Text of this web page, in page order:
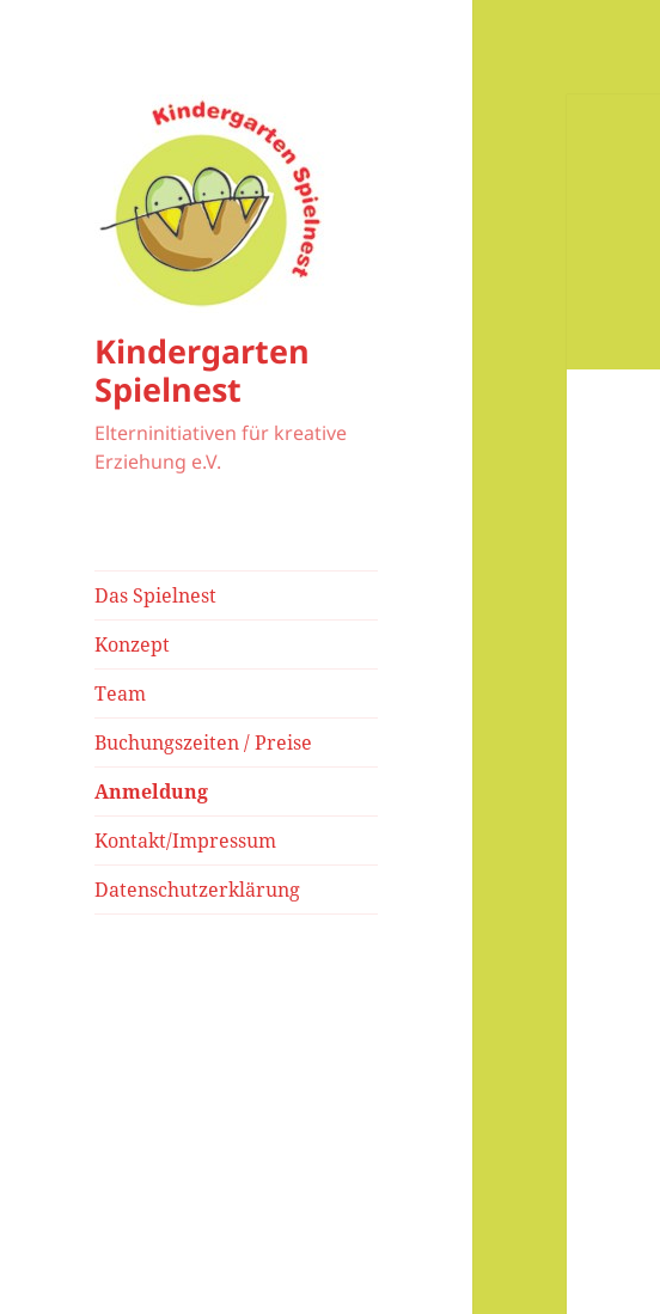
Kindergarten
Spielnest
Elterninitiativen für kreative
Erziehung e.V.
Das Spielnest
Konzept
Team
Buchungszeiten / Preise
Anmeldung
Kontakt/Impressum
Datenschutzerklärung